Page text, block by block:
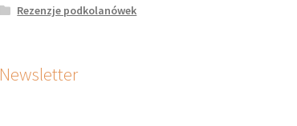
Rezenzje podkolanówek
Newsletter